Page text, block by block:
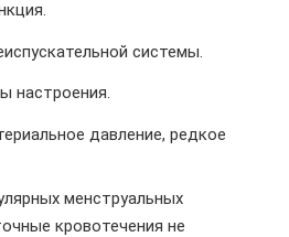
системы.
настроения.
давление, редкое
менструальных
кровотечения не